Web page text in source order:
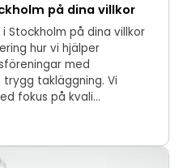
på dina villkor
Stockholm på dina villkor
hur vi hjälper
med
takläggning. Vi
fokus på kvali...